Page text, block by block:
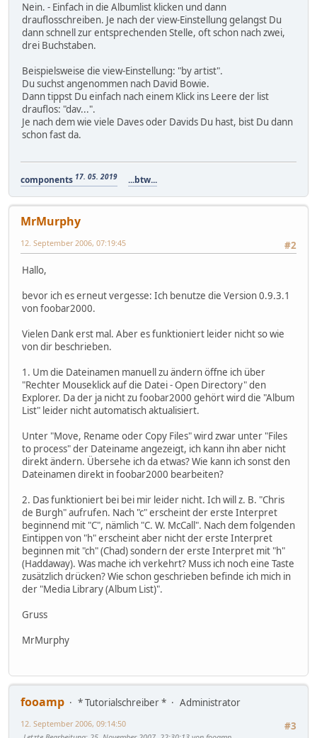
Nein. - Einfach in die Albumlist klicken und dann
drauflosschreiben. Je nach der view-Einstellung gelangst Du
dann schnell zur entsprechenden Stelle, oft schon nach zwei,
drei Buchstaben.
Beispielsweise die view-Einstellung: "by artist".
Du suchst angenommen nach David Bowie.
Dann tippst Du einfach nach einem Klick ins Leere der list
drauflos: "dav...".
Je nach dem wie viele Daves oder Davids Du hast, bist Du dann
schon fast da.
components 17. 05. 2019 ...btw...
MrMurphy
#2
12. September 2006, 07:19:45
Hallo,
bevor ich es erneut vergesse: Ich benutze die Version 0.9.3.1
von foobar2000.
Vielen Dank erst mal. Aber es funktioniert leider nicht so wie
von dir beschrieben.
1. Um die Dateinamen manuell zu ändern öffne ich über
"Rechter Mouseklick auf die Datei - Open Directory" den
Explorer. Da der ja nicht zu foobar2000 gehört wird die "Album
List" leider nicht automatisch aktualisiert.
Unter "Move, Rename oder Copy Files" wird zwar unter "Files
to process" der Dateiname angezeigt, ich kann ihn aber nicht
direkt ändern. Übersehe ich da etwas? Wie kann ich sonst den
Dateinamen direkt in foobar2000 bearbeiten?
2. Das funktioniert bei bei mir leider nicht. Ich will z. B. "Chris
de Burgh" aufrufen. Nach "c" erscheint der erste Interpret
beginnend mit "C", nämlich "C. W. McCall". Nach dem folgenden
Eintippen von "h" erscheint aber nicht der erste Interpret
beginnen mit "ch" (Chad) sondern der erste Interpret mit "h"
(Haddaway). Was mache ich verkehrt? Muss ich noch eine Taste
zusätzlich drücken? Wie schon geschrieben befinde ich mich in
der "Media Library (Album List)".
Gruss
MrMurphy
fooamp * Tutorialschreiber *
Administrator
#3
12. September 2006, 09:14:50